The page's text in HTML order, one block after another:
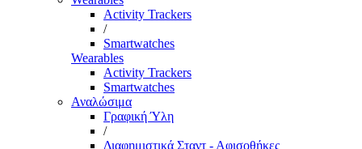
Activity Trackers
/
Smartwatches
Wearables
Activity Trackers
Smartwatches
Αναλώσιμα
Γραφική Ύλη
/
Διαφημιστικά Σταντ - Αφισοθήκες